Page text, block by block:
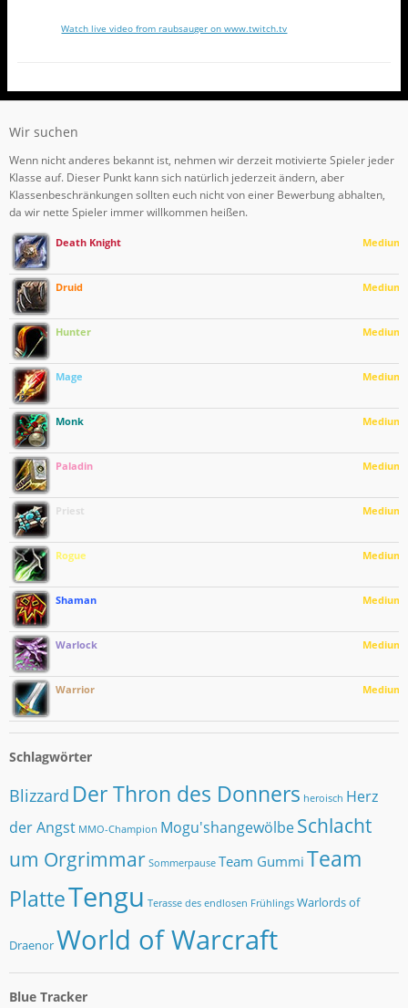
Watch live video from raubsauger on www.twitch.tv
Wir suchen
Wenn nicht anderes bekannt ist, nehmen wir derzeit motivierte Spieler jeder
Klasse auf. Dieser Punkt kann sich natürlich jederzeit ändern, aber
Klassenbeschränkungen sollten euch nicht von einer Bewerbung abhalten,
da wir nette Spieler immer willkommen heißen.
Death Knight Medium
Druid Medium
Hunter Medium
Mage Medium
Monk Medium
Paladin Medium
Priest Medium
Rogue Medium
Shaman Medium
Warlock Medium
Warrior Medium
Schlagwörter
Blizzard Der Thron des Donners heroisch Herz
der Angst MMO-Champion Mogu'shangewölbe Schlacht
um Orgrimmar Sommerpause Team Gummi Team
PlatteTengu Terasse des endlosen Frühlings Warlords of
DraenorWorld of Warcraft
Blue Tracker